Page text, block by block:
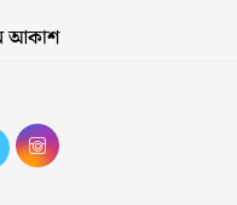
আকাশ